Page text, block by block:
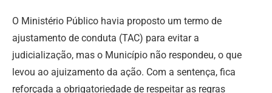
O Ministério Público havia proposto um termo de
ajustamento de conduta (TAC) para evitar a
judicialização, mas o Município não respondeu, o que
levou ao ajuizamento da ação. Com a sentença, fica
reforçada a obrigatoriedade de respeitar as regras